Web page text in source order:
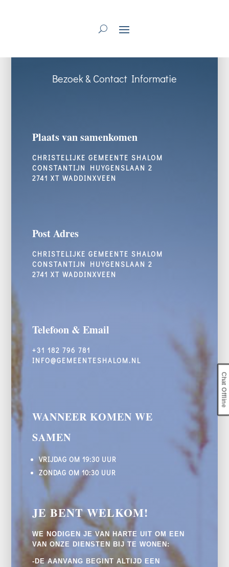
Bezoek & Contact Informatie
Plaats van samenkomen
CHRISTELIJKE GEMEENTE SHALOM
CONSTANTIJN HUYGENSLAAN 2
2741 XT WADDINXVEEN
Post Adres
CHRISTELIJKE GEMEENTE SHALOM
CONSTANTIJN HUYGENSLAAN 2
2741 XT WADDINXVEEN
Telefoon & Email
+31 182 796 781
INFO@GEMEENTESHALOM.NL
WANNEER KOMEN WE
SAMEN
VRIJDAG OM 19:30 UUR
ZONDAG OM 10:30 UUR
JE BENT WELKOM!
WE NODIGEN JE VAN HARTE UIT OM EEN
VAN ONZE DIENSTEN BIJ TE WONEN:
-DE AANVANG BEGINT ALTIJD EEN
Chat Offline